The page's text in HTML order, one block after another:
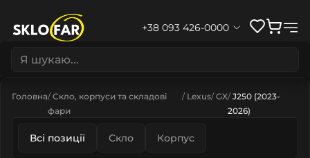
+38 093 426-0000
Головна Скло, корпуси та складові
фари
Lexus GX J250 (2023-
2026)
Всі позиції Скло Корпус